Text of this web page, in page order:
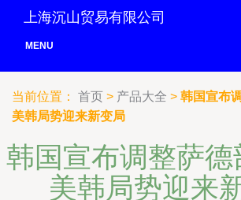
上海沉山贸易有限公司
MENU
当前位置： 首页 > 产品大全 > 韩国宣布
美韩局势迎来新变局
韩国宣布调整萨德
美韩局势迎来